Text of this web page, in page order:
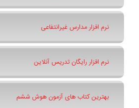
نرم افزار مدارس غیرانتفاعی
نرم افزار رایگان تدریس آنلاین
بهترین کتاب های آزمون هوش ششم